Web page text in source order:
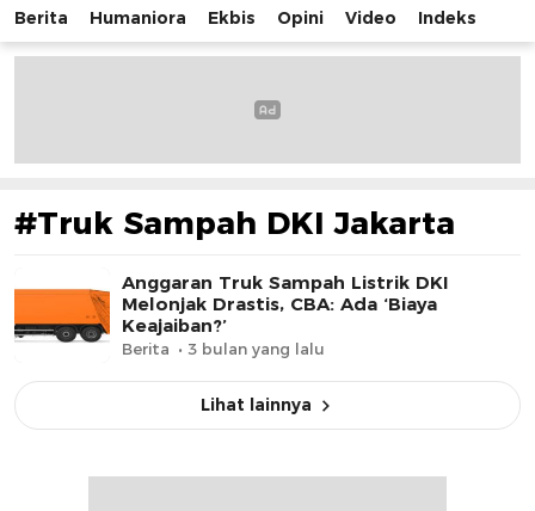
Megapolitan.co
Menyajikan berita-berita fakta bagi pembaca
Berita Humaniora Ekbis Opini Video Indeks
#Truk Sampah DKI Jakarta
Anggaran Truk Sampah Listrik DKI
Melonjak Drastis, CBA: Ada ‘Biaya
Keajaiban?’
Berita 3 bulan yang lalu
Lihat lainnya